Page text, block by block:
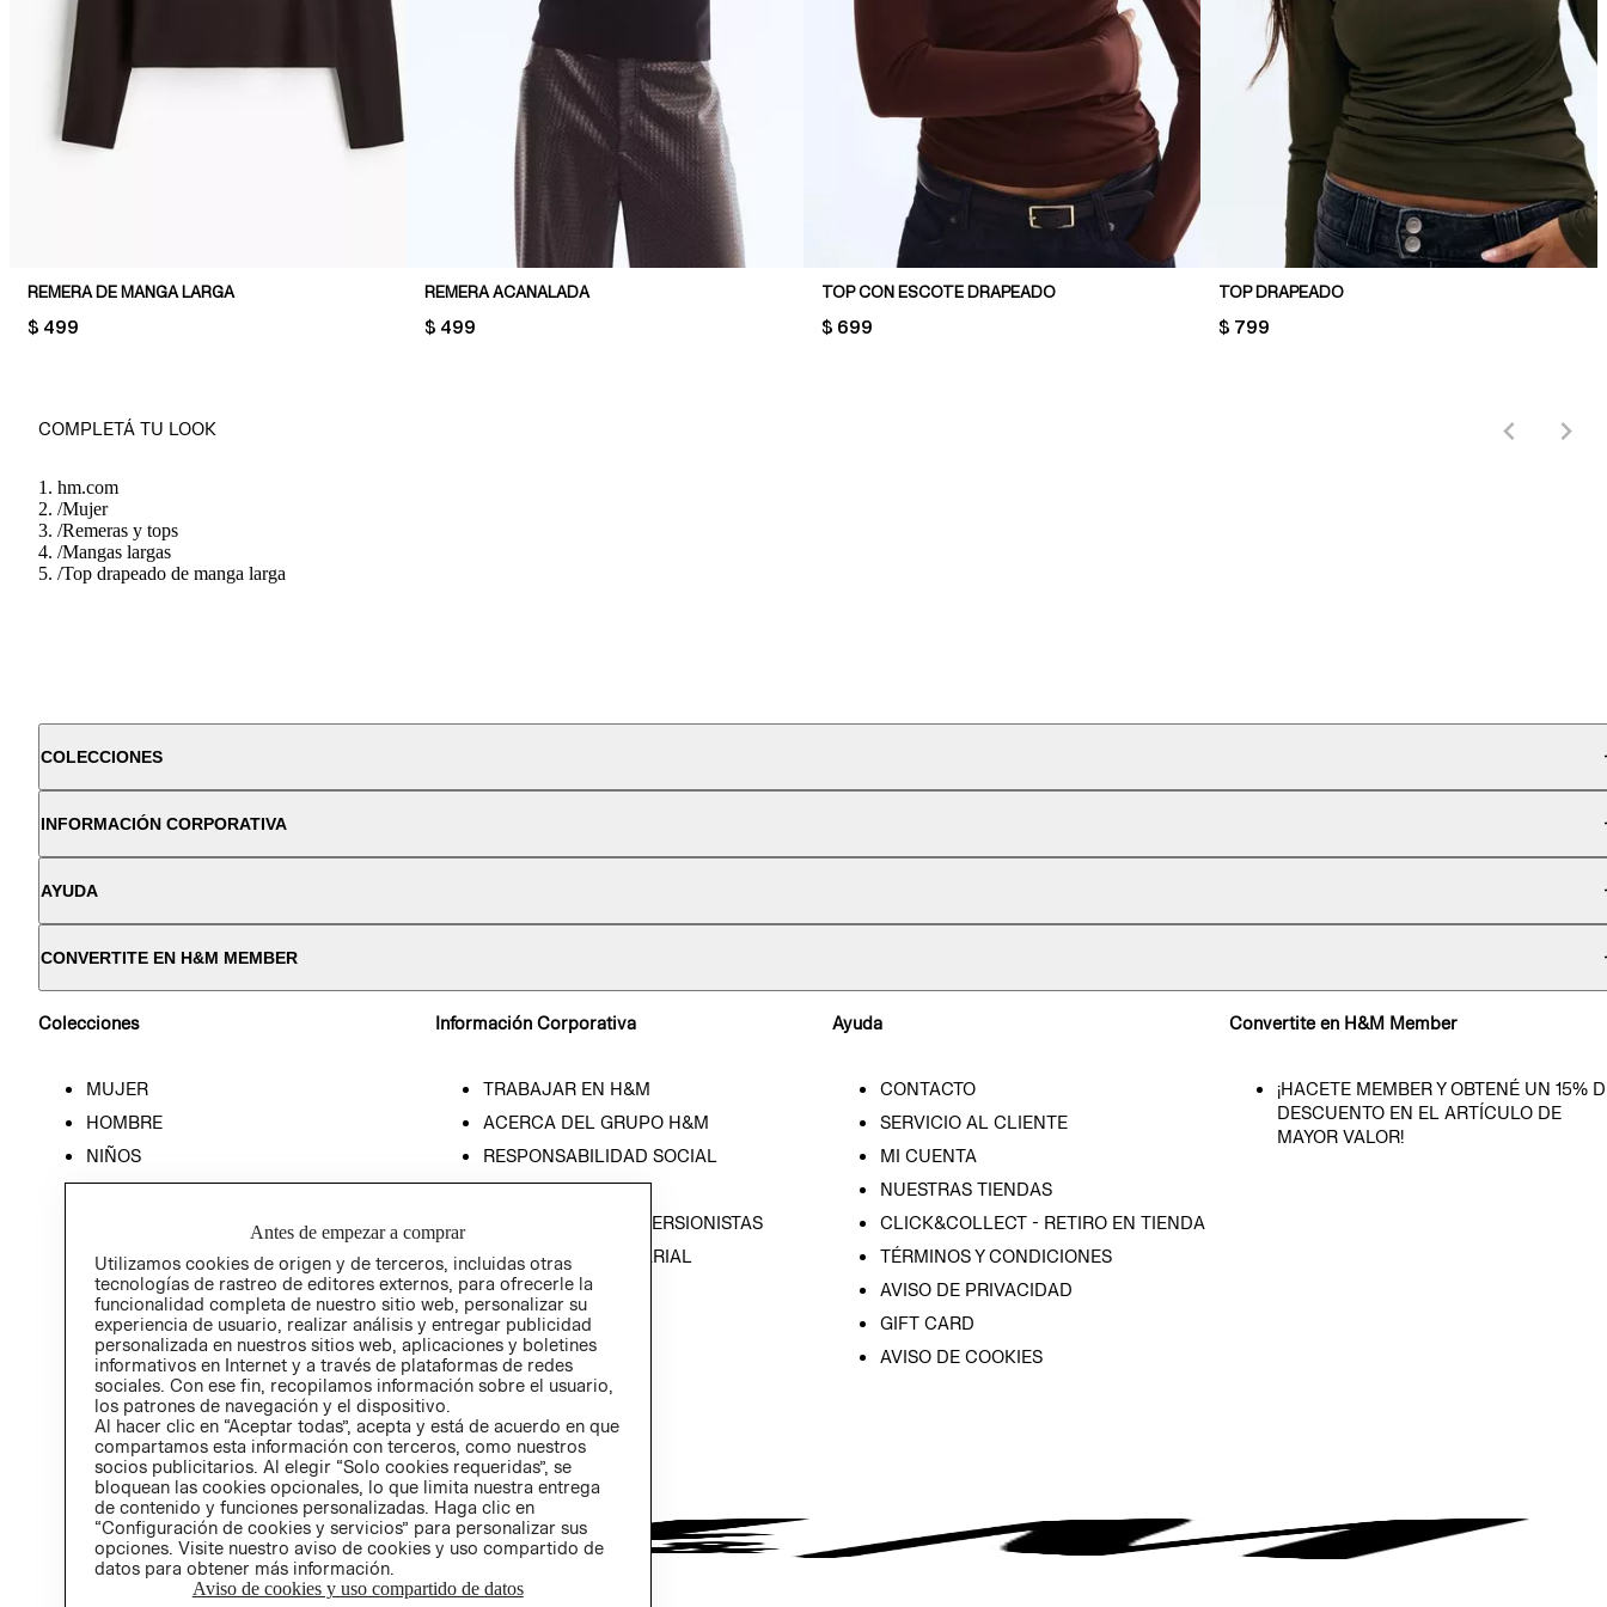
REMERA DE MANGA LARGA
PRICE:
$ 499
REMERA ACANALADA
PRICE:
$ 499
TOP CON ESCOTE DRAPEADO
PRICE:
$ 699
TOP DRAPEADO
PRICE:
$ 799
COMPLETÁ TU LOOK
hm.com
/Mujer
/Remeras y tops
/Mangas largas
/Top drapeado de manga larga
COLECCIONES
INFORMACIÓN CORPORATIVA
AYUDA
CONVERTITE EN H&M MEMBER
Colecciones
MUJER
HOMBRE
NIÑOS
HOME
Información Corporativa
TRABAJAR EN H&M
ACERCA DEL GRUPO H&M
RESPONSABILIDAD SOCIAL
PRENSA
RELACIÓN CON INVERSIONISTAS
POLÍTICA EMPRESARIAL
Ayuda
CONTACTO
SERVICIO AL CLIENTE
MI CUENTA
NUESTRAS TIENDAS
CLICK&COLLECT - RETIRO EN TIENDA
TÉRMINOS Y CONDICIONES
AVISO DE PRIVACIDAD
GIFT CARD
AVISO DE COOKIES
Convertite en H&M Member
¡HACETE MEMBER Y OBTENÉ UN 15%
DESCUENTO EN EL ARTÍCULO DE
MAYOR VALOR!
Antes de empezar a comprar
Utilizamos cookies de origen y de terceros, incluidas otras
tecnologías de rastreo de editores externos, para ofrecerle la
funcionalidad completa de nuestro sitio web, personalizar su
experiencia de usuario, realizar análisis y entregar publicidad
personalizada en nuestros sitios web, aplicaciones y boletines
informativos en Internet y a través de plataformas de redes
sociales. Con ese fin, recopilamos información sobre el usuario,
los patrones de navegación y el dispositivo.
Al hacer clic en “Aceptar todas”, acepta y está de acuerdo en que
compartamos esta información con terceros, como nuestros
socios publicitarios. Al elegir “Solo cookies requeridas”, se
bloquean las cookies opcionales, lo que limita nuestra entrega
de contenido y funciones personalizadas. Haga clic en
“Configuración de cookies y servicios” para personalizar sus
opciones. Visite nuestro aviso de cookies y uso compartido de
datos para obtener más información.
Aviso de cookies y uso compartido de datos